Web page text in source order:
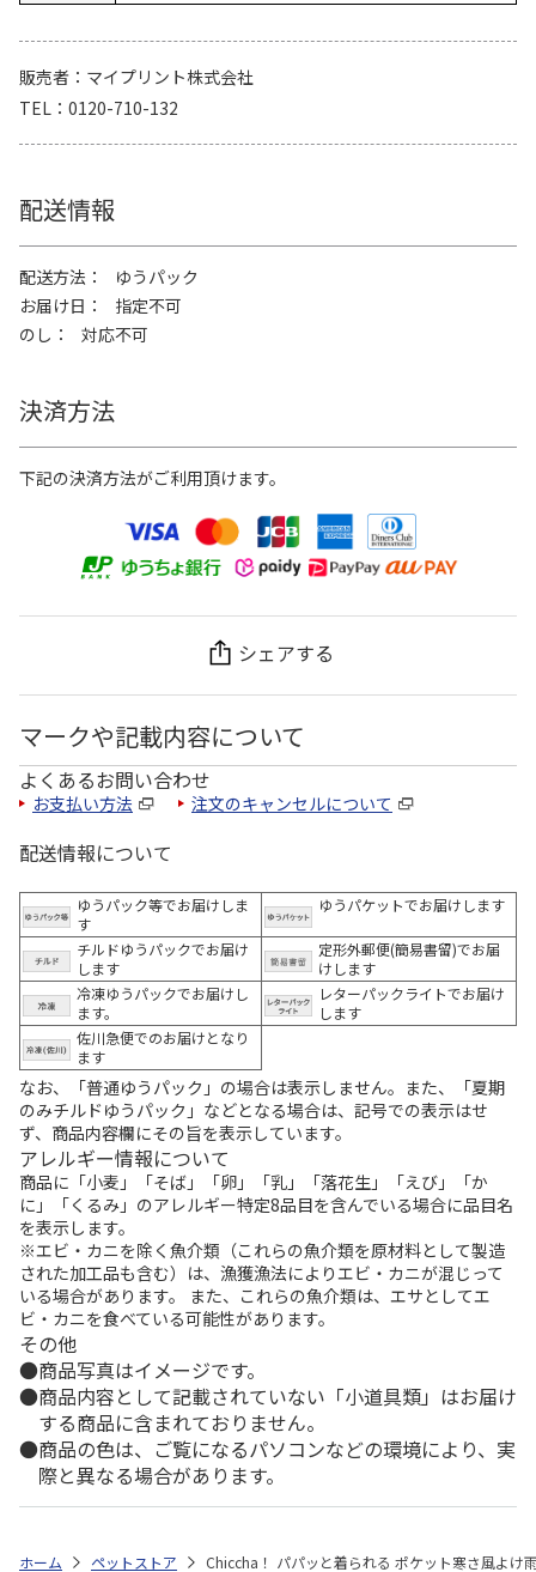
販売者
マイプリント株式会社
TEL
0120-710-132
配送情報
配送方法
ゆうパック
お届け日
指定不可
のし
対応不可
決済方法
下記の決済方法がご利用頂けます。
シェアする
マークや記載内容について
よくあるお問い合わせ
お支払い方法 注文のキャンセルについて
配送情報について
ゆうパック等でお届けしま
す
ゆうパケットでお届けします
チルドゆうパックでお届け
します
定形外郵便(簡易書留)でお届
けします
冷凍ゆうパックでお届けし
ます。
レターパックライトでお届け
します
佐川急便でのお届けとなり
ます
なお、「普通ゆうパック」の場合は表示しません。また、「夏期
のみチルドゆうパック」などとなる場合は、記号での表示はせ
ず、商品内容欄にその旨を表示しています。
アレルギー情報について
商品に「小麦」「そば」「卵」「乳」「落花生」「えび」「か
に」「くるみ」のアレルギー特定8品目を含んでいる場合に品目名
を表示します。
※エビ・カニを除く魚介類（これらの魚介類を原材料として製造
された加工品も含む）は、漁獲漁法によりエビ・カニが混じって
いる場合があります。 また、これらの魚介類は、エサとしてエ
ビ・カニを食べている可能性があります。
その他
商品写真はイメージです。
商品内容として記載されていない「小道具類」はお届け
する商品に含まれておりません。
商品の色は、ご覧になるパソコンなどの環境により、実
際と異なる場合があります。
ホーム ペットストア Chiccha！ パパッと着られる ポケット寒さ風よけ